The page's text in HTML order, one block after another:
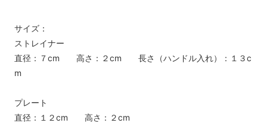
サイズ：
ストレイナー
直径：７cm 高さ：２cm 長さ（ハンドル入れ）：１３c
m
プレート
直径：１２cm 高さ：２cm